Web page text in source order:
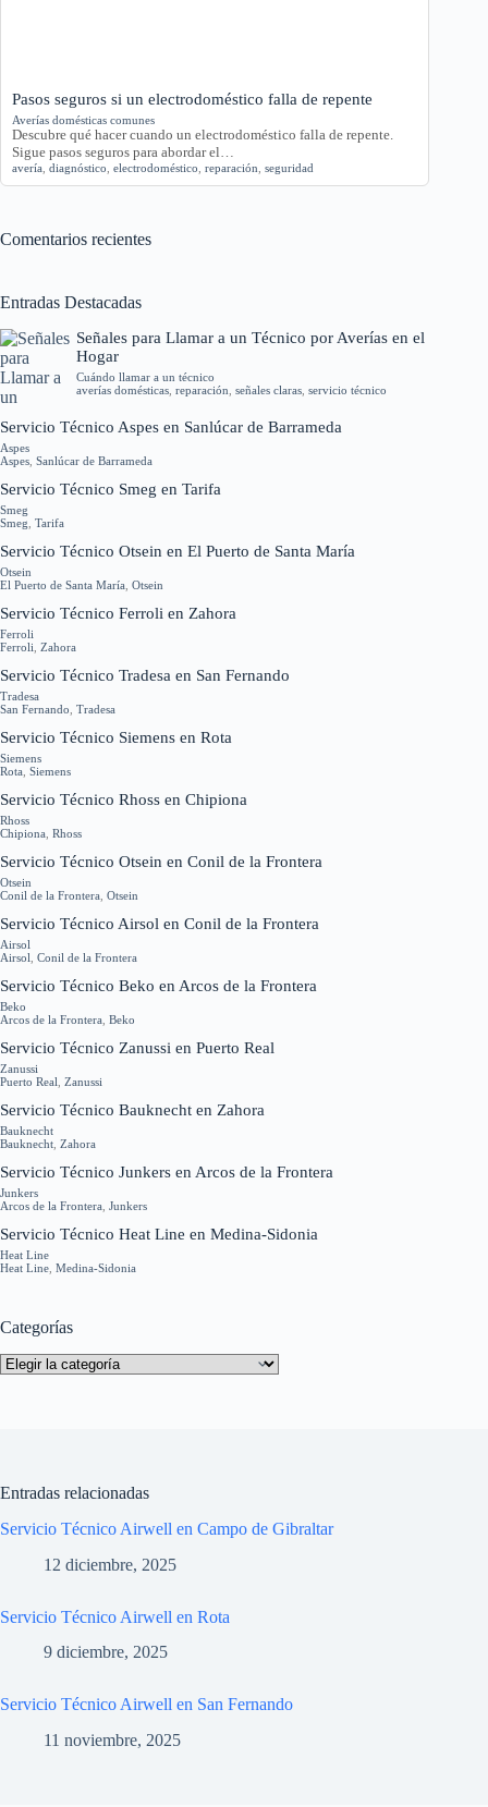
Pasos seguros si un electrodoméstico falla de repente
Averías domésticas comunes
Descubre qué hacer cuando un electrodoméstico falla de repente.
Sigue pasos seguros para abordar el…
avería diagnóstico electrodoméstico reparación seguridad
Comentarios recientes
Entradas Destacadas
Señales para Llamar a un Técnico por Averías en el
Hogar
Cuándo llamar a un técnico
averías domésticas reparación señales claras servicio técnico
Servicio Técnico Aspes en Sanlúcar de Barrameda
Aspes
Aspes Sanlúcar de Barrameda
Servicio Técnico Smeg en Tarifa
Smeg
Smeg Tarifa
Servicio Técnico Otsein en El Puerto de Santa María
Otsein
El Puerto de Santa María Otsein
Servicio Técnico Ferroli en Zahora
Ferroli
Ferroli Zahora
Servicio Técnico Tradesa en San Fernando
Tradesa
San Fernando Tradesa
Servicio Técnico Siemens en Rota
Siemens
Rota Siemens
Servicio Técnico Rhoss en Chipiona
Rhoss
Chipiona Rhoss
Servicio Técnico Otsein en Conil de la Frontera
Otsein
Conil de la Frontera Otsein
Servicio Técnico Airsol en Conil de la Frontera
Airsol
Airsol Conil de la Frontera
Servicio Técnico Beko en Arcos de la Frontera
Beko
Arcos de la Frontera Beko
Servicio Técnico Zanussi en Puerto Real
Zanussi
Puerto Real Zanussi
Servicio Técnico Bauknecht en Zahora
Bauknecht
Bauknecht Zahora
Servicio Técnico Junkers en Arcos de la Frontera
Junkers
Arcos de la Frontera Junkers
Servicio Técnico Heat Line en Medina-Sidonia
Heat Line
Heat Line Medina-Sidonia
Categorías
Categorías
Entradas relacionadas
Servicio Técnico Airwell en Campo de Gibraltar
12 diciembre, 2025
Servicio Técnico Airwell en Rota
9 diciembre, 2025
Servicio Técnico Airwell en San Fernando
11 noviembre, 2025